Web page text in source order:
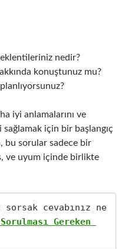
nedir?
konuştunuz mu?
iyi anlamalarını ve
için bir başlangıç
bu sorular sadece bir
ve uyum içinde birlikte
cevabınız ne
Gereken